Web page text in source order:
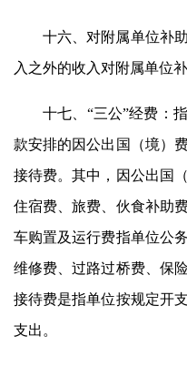
十六、对附属单位补
入之外的收入对附属单位
十七、“三公”经费：
款安排的因公出国（境）
接待费。其中，因公出国
住宿费、旅费、伙食补助
车购置及运行费指单位公
维修费、过路过桥费、保
接待费是指单位按规定开
支出。